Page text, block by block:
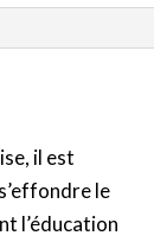
il est
le
l’éducation